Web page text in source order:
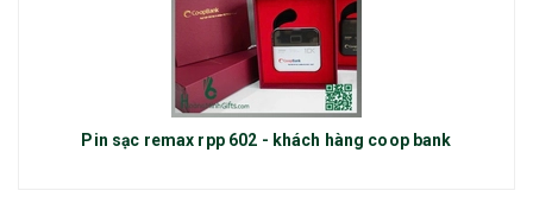
Pin sạc remax rpp 602 - khách hàng coop bank